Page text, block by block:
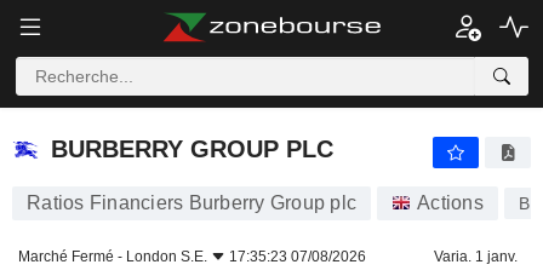
BURBERRY GROUP PLC
BURBERRY GROUP PLC
Ratios Financiers Burberry Group plc Actions
Marché Fermé - London S.E. 17:35:23 07/08/2026 Varia. 1 janv.